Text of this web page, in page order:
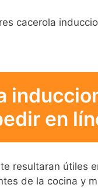
cacerola
en
resultaran útiles
de la cocina y